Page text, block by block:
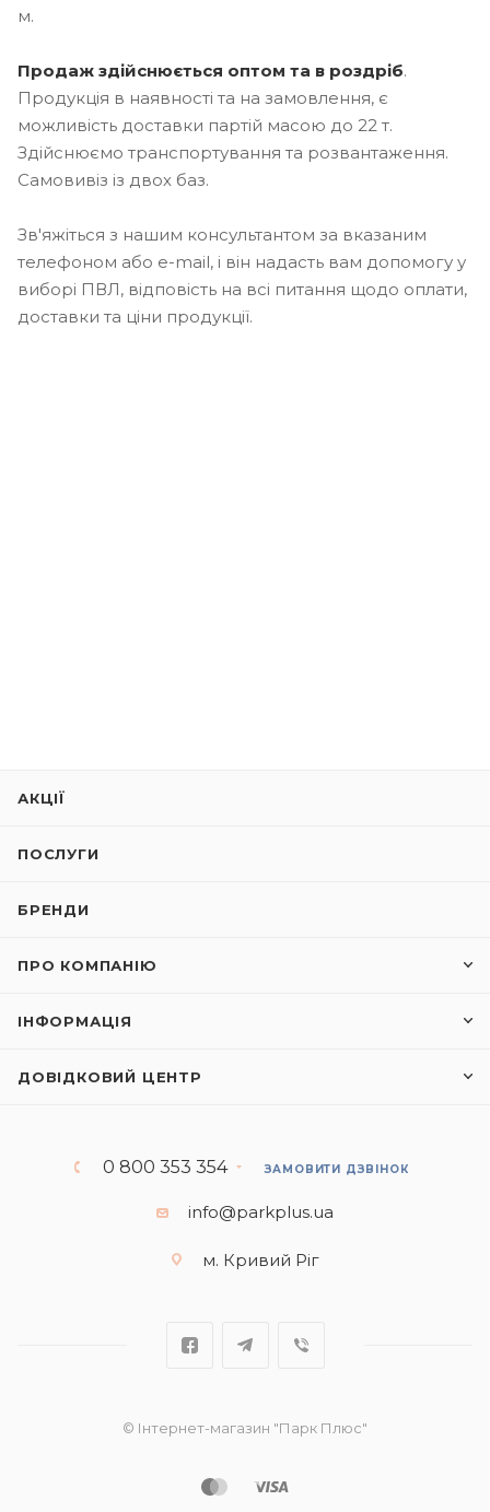
м.
Продаж здійснюється оптом та в роздріб.
Продукція в наявності та на замовлення, є
можливість доставки партій масою до 22 т.
Здійснюємо транспортування та розвантаження.
Самовивіз із двох баз.
Зв'яжіться з нашим консультантом за вказаним
телефоном або e-mail, і він надасть вам допомогу у
виборі ПВЛ, відповість на всі питання щодо оплати,
доставки та ціни продукції.
АКЦІЇ
ПОСЛУГИ
БРЕНДИ
ПРО КОМПАНІЮ
ІНФОРМАЦІЯ
ДОВІДКОВИЙ ЦЕНТР
0 800 353 354 ЗАМОВИТИ ДЗВІНОК
info@parkplus.ua
м. Кривий Ріг
© Інтернет-магазин "Парк Плюс"